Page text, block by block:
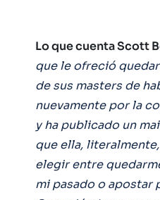
Lo que cuenta Scott
que le ofreció
de sus masters de
nuevamente por la
y ha publicado un
que ella,
elegir entre
mi pasado o apostar